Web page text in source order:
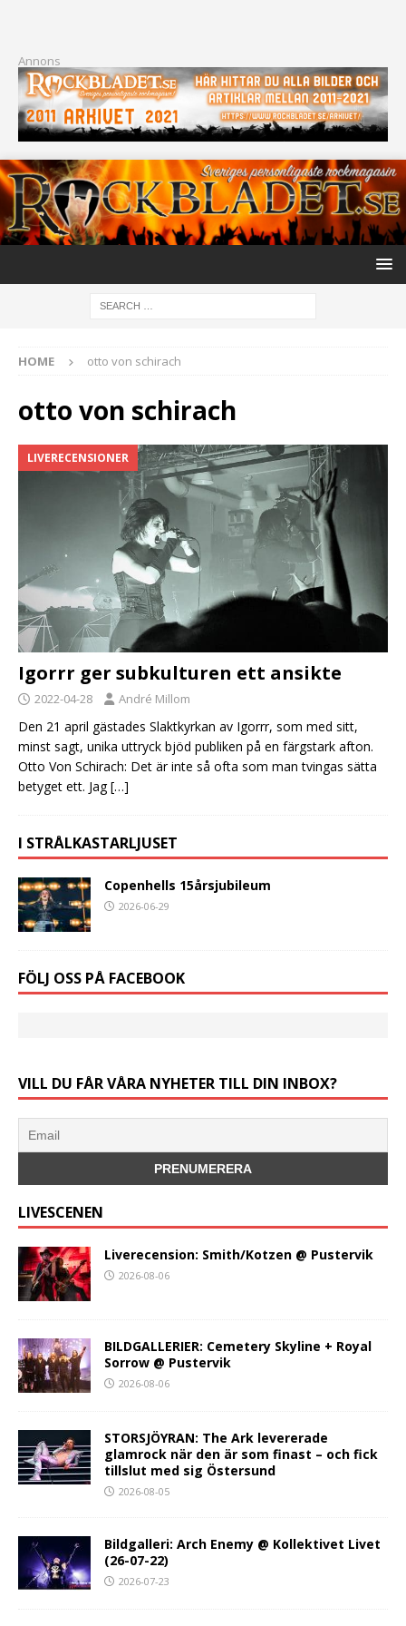
Annons
HOME otto von schirach
otto von schirach
LIVERECENSIONER
Igorrr ger subkulturen ett ansikte
2022-04-28 André Millom
Den 21 april gästades Slaktkyrkan av Igorrr, som med sitt,
minst sagt, unika uttryck bjöd publiken på en färgstark afton.
Otto Von Schirach: Det är inte så ofta som man tvingas sätta
betyget ett. Jag[…]
I STRÅLKASTARLJUSET
Copenhells 15årsjubileum
2026-06-29
FÖLJ OSS PÅ FACEBOOK
VILL DU FÅR VÅRA NYHETER TILL DIN INBOX?
LIVESCENEN
Liverecension: Smith/Kotzen @ Pustervik
2026-08-06
BILDGALLERIER: Cemetery Skyline + Royal
Sorrow @ Pustervik
2026-08-06
STORSJÖYRAN: The Ark levererade
glamrock när den är som finast – och fick
tillslut med sig Östersund
2026-08-05
Bildgalleri: Arch Enemy @ Kollektivet Livet
(26-07-22)
2026-07-23